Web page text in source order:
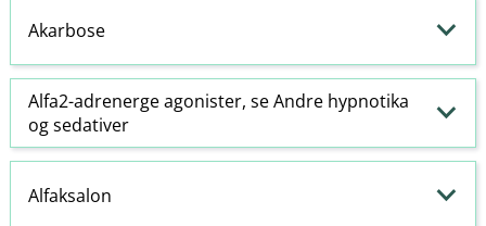
Akarbose
Alfa2-adrenergeagonister, se Andre hypnotika
ogsedativer
Alfaksalon